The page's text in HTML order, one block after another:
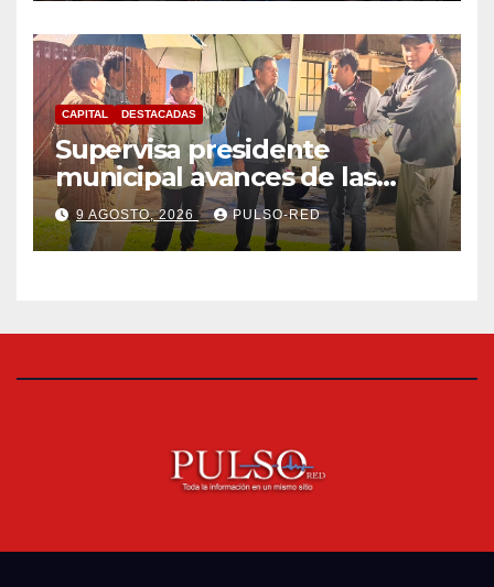
CAPITAL DESTACADAS
Supervisa presidente
municipal avances de las
acciones de “Más Territorio y
Menos Escritorio” en la
Unidad Habitacional Cuatro
9 AGOSTO, 2026 PULSO-RED